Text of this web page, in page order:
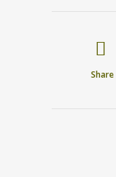
Share